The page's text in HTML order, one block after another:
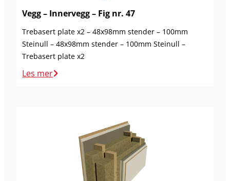
Vegg – Innervegg – Fig nr. 47
Trebasert plate x2 – 48x98mm stender – 100mm
Steinull – 48x98mm stender – 100mm Steinull –
Trebasert plate x2
Les mer